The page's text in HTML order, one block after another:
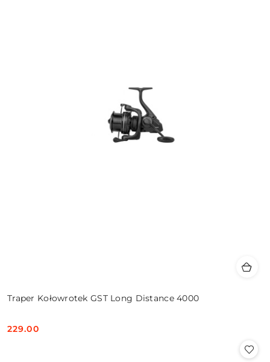
Traper Kołowrotek GST Long Distance 4000
Cena:
229.00